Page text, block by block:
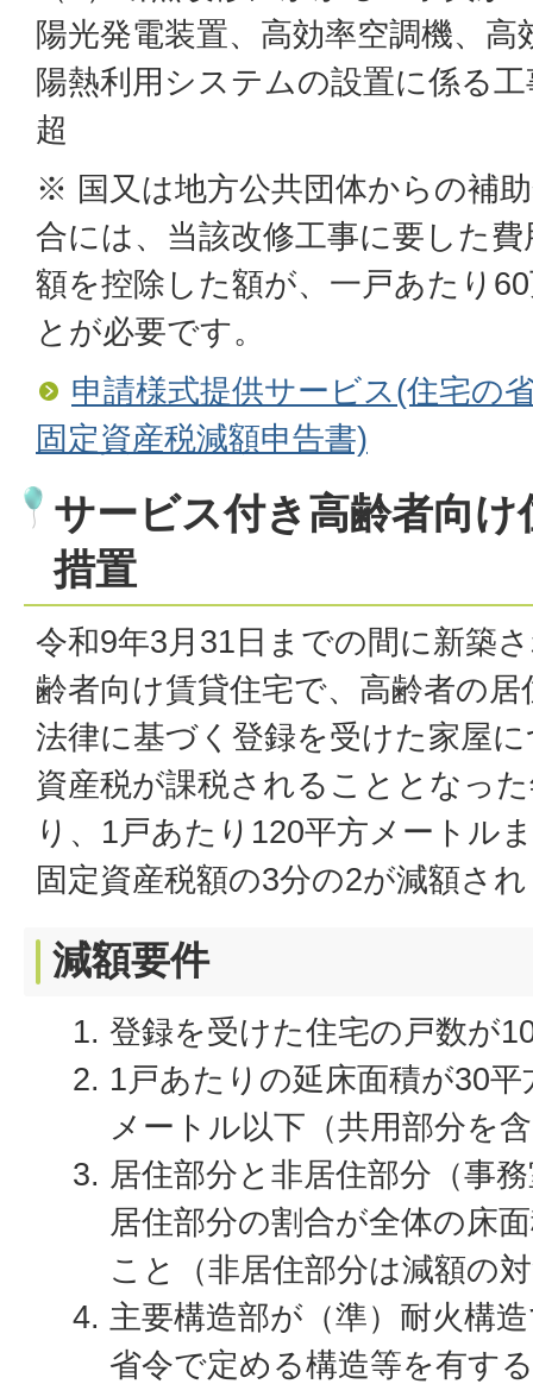
陽光発電装置、高効率空調機、
陽熱利用システムの設置に係る
超
※ 国又は地方公共団体からの補
合には、当該改修工事に要した
額を控除した額が、一戸あたり
とが必要です。
申請様式提供サービス(住宅の
固定資産税減額申告書)
サービス付き高齢者向
措置
令和9年3月31日までの間に新築
齢者向け賃貸住宅で、高齢者の
法律に基づく登録を受けた家屋
資産税が課税されることとなっ
り、1戸あたり120平方メートル
固定資産税額の3分の2が減額さ
減額要件
登録を受けた住宅の戸数が
1戸あたりの延床面積が30
メートル以下（共用部分を
居住部分と非居住部分（事
居住部分の割合が全体の床
こと（非居住部分は減額の
主要構造部が（準）耐火構
省令で定める構造等を有す